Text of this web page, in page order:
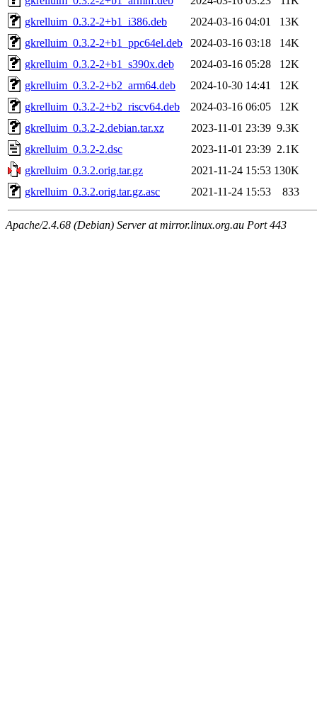
gkrelluim_0.3.2-2+b1_i386.deb
2024-03-16 04:01
13K
gkrelluim_0.3.2-2+b1_ppc64el.deb
2024-03-16 03:18
14K
gkrelluim_0.3.2-2+b1_s390x.deb
2024-03-16 05:28
12K
gkrelluim_0.3.2-2+b2_arm64.deb
2024-10-30 14:41
12K
gkrelluim_0.3.2-2+b2_riscv64.deb
2024-03-16 06:05
12K
gkrelluim_0.3.2-2.debian.tar.xz
2023-11-01 23:39 9.3K
gkrelluim_0.3.2-2.dsc
2023-11-01 23:39 2.1K
gkrelluim_0.3.2.orig.tar.gz
2021-11-24 15:53 130K
gkrelluim_0.3.2.orig.tar.gz.asc
2021-11-24 15:53 833
Apache/2.4.68 (Debian) Server at mirror.linux.org.au Port 443